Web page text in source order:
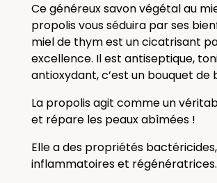
Ce généreux savon végétal au
propolis vous séduira par ses
miel de thym est un cicatrisant
excellence. Il est antiseptique,
antioxydant, c’est un bouquet de
La propolis agit comme un
et répare les peaux abîmées !
Elle a des propriétés
inflammatoires et régénératrices.